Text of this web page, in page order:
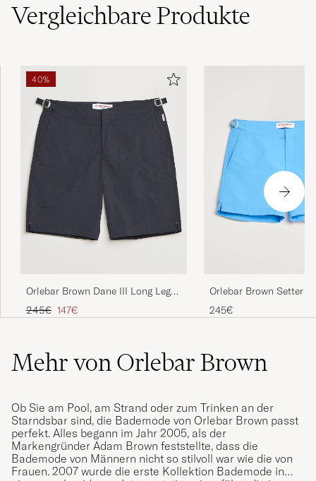
VergleichbareProdukte
40%
Orlebar Brown Dane III Long Leg
Swim Shorts Black
Regulärer Preis
245€ Reduzierter Preis
147€
Orlebar Brown Setter II
Length Swim Shorts
245€
Mehr von Orlebar Brown
Ob Sie am Pool, am Strand oder zum Trinken an der
Starndsbar sind, die Bademode von Orlebar Brown passt
perfekt. Alles begann im Jahr 2005, als der
Markengründer Adam Brown feststellte, dass die
Bademode von Männern nicht so stilvoll war wie die von
Frauen. 2007 wurde die erste Kollektion Bademode in